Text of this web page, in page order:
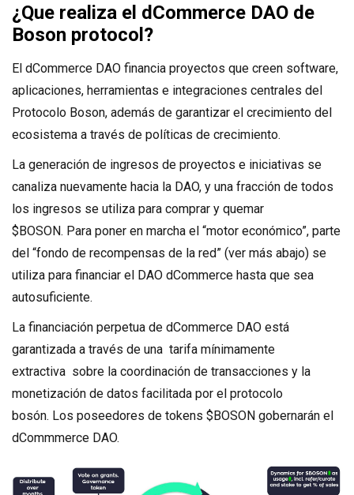
¿Que realiza el dCommerce DAO de
Boson protocol?
El dCommerce DAO financia proyectos que creen software,
aplicaciones, herramientas e integraciones centrales del
Protocolo Boson, además de garantizar el crecimiento del
ecosistema a través de políticas de crecimiento.
La generación de ingresos de proyectos e iniciativas se
canaliza nuevamente hacia la DAO, y una fracción de todos
los ingresos se utiliza para comprar y quemar
$BOSON. Para poner en marcha el “motor económico”, parte
del “fondo de recompensas de la red” (ver más abajo) se
utiliza para financiar el DAO dCommerce hasta que sea
autosuficiente.
La financiación perpetua de dCommerce DAO está
garantizada a través de una tarifa mínimamente
extractiva sobre la coordinación de transacciones y la
monetización de datos facilitada por el protocolo
bosón. Los poseedores de tokens $BOSON gobernarán el
dCommmerce DAO.